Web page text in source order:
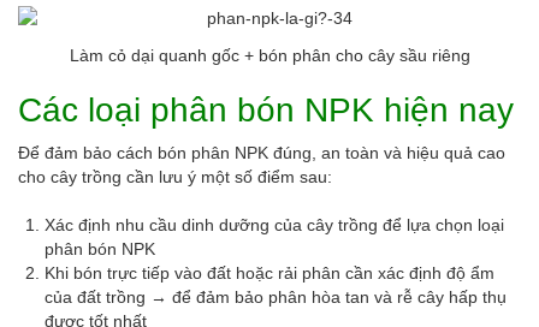
Làm cỏ dại quanh gốc + bón phân cho cây sầu riêng
Các loại phân bón NPK hiện nay
Để đảm bảo cách bón phân NPK đúng, an toàn và hiệu quả cao
cho cây trồng cần lưu ý một số điểm sau:
Xác định nhu cầu dinh dưỡng của cây trồng để lựa chọn loại
phân bón NPK
Khi bón trực tiếp vào đất hoặc rải phân cần xác định độ ẩm
của đất trồng → để đảm bảo phân hòa tan và rễ cây hấp thụ
được tốt nhất